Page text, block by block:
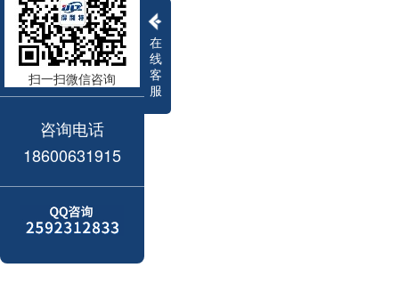
在
线
客
服
扫一扫微信咨询
咨询电话
18600631915